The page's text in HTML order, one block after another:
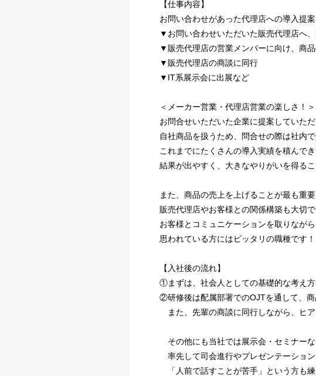
【仕事内容】
お問い合わせがあった代理店への導入提
▼お問い合わせいただいた販売代理店へ
▼販売代理店の営業メンバーに向け、商
▼販売代理店の商談に同行
▼IT系展示会に出展など
＜メーカー営業・代理店営業の楽しさ！＞
お問合せいただいた企業に提案していた
自社商品を扱うため、問合せの際は社内
これまでにたくさんの導入実績を積んで
結果が出やすく、大きなやりがいを得るこ
また、商品の売上を上げることが最も重要
販売代理店やお客様との関係構築も大切で
お客様とコミュニケーションを取りなが
思われている方にはピッタリの職種です！
【入社後の流れ】
①まずは、社会人としての基礎的な考え
②研修後は配属部署でのOJTを通して、商
また、先輩の商談に同行しながら、ヒ
その他にも当社では展示会・セミナーな
率先して司会進行やプレゼンテーション
「人前で話すことが苦手」という方も